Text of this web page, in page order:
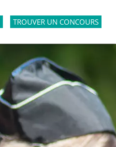
TROUVER UN CONCOURS